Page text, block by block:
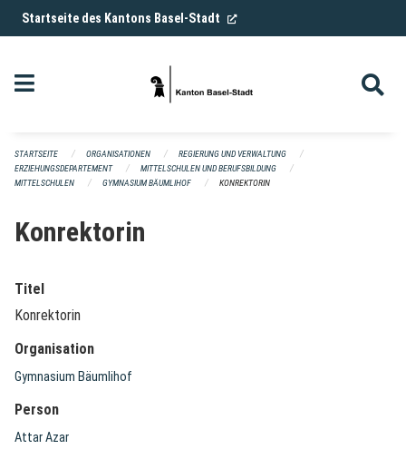
Navigation überspringen
Startseite des Kantons Basel-Stadt (External Link)
STARTSEITE ORGANISATIONEN
REGIERUNG UND VERWALTUNG
ERZIEHUNGSDEPARTEMENT
MITTELSCHULEN UND BERUFSBILDUNG
MITTELSCHULEN
GYMNASIUM BÄUMLIHOF KONREKTORIN
Konrektorin
Titel
Konrektorin
Organisation
Gymnasium Bäumlihof
Person
Attar Azar